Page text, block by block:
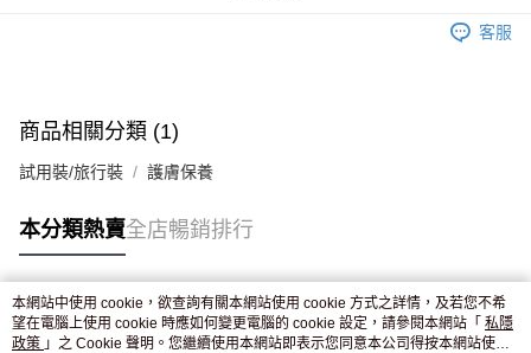
客服
商品相關分類 (1)
試用裝/旅行裝 護膚保養
本分類熱賣全店暢銷排行
熱門標籤
本網站中使用 cookie，欲查詢有關本網站使用 cookie 方式之詳情，及若您不希
望在電腦上使用 cookie 時應如何變更電腦的 cookie 設定，請參閱本網站「 私隱
政策 」之 Cookie 聲明。您繼續使用本網站即表示您同意本公司得按本網站使用